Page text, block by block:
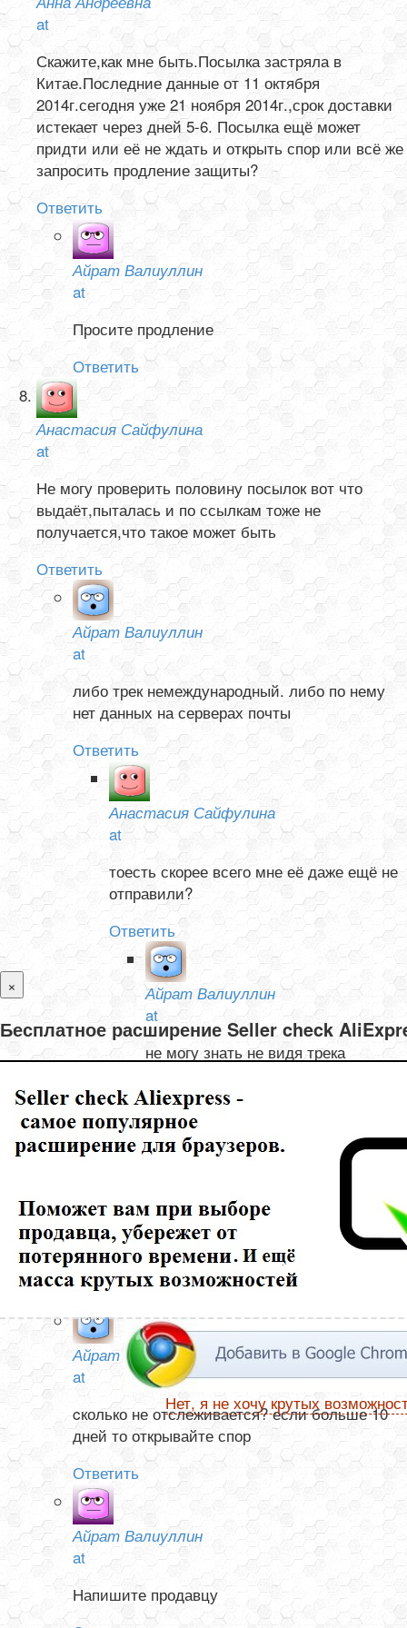
at
Скажите,как мне быть.Посылка застряла в
Китае.Последние данные от 11 октября
2014г.сегодня уже 21 ноября 2014г.,срок доставки
истекает через дней 5-6. Посылка ещё может
придти или её не ждать и открыть спор или всё же
запросить продление защиты?
Ответить
Айрат Валиуллин
at
Просите продление
Ответить
Анастасия Сайфулина
at
Не могу проверить половину посылок вот что
выдаёт,пыталась и по ссылкам тоже не
получается,что такое может быть
Ответить
Айрат Валиуллин
at
либо трек немеждународный. либо по нему
нет данных на серверах почты
Ответить
Анастасия Сайфулина
at
тоесть скорее всего мне её даже ещё не
отправили?
Ответить
Айрат Валиуллин
at
не могу знать не видя трека
Ответить
Олеся и Валентин Тишелович
не могу отследить товар с Али, не отслеживается
ни в Китае, не а России. Посылка от 13 ноября. Как
узнать она отправлена или нет?
Ответить
Айрат Валиуллин
at
cколько не отслеживается? если больше 10
дней то открывайте спор
Ответить
Айрат Валиуллин
at
Напишите продавцу
×
Бесплатное расширение Seller check
Нет, я не хочу крутых